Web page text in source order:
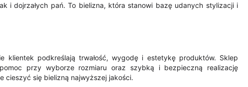
i dojrzałych pań. To bielizna, która stanowi bazę udanych stylizacji i
podkreślają trwałość, wygodę i estetykę produktów. Sklep
przy wyborze rozmiaru oraz szybką i bezpieczną realizację
cieszyć się bielizną najwyższej jakości.